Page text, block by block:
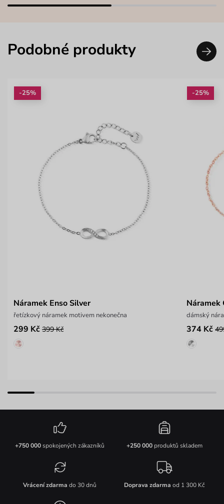
Podobné produkty
-25%
Náramek Enso Silver
řetízkový náramek motivem nekonečna
299 Kč 399 Kč
-25%
Náramek
dámský
374 Kč
+750 000spokojených zákazníků +250 000produktů skladem
Vrácení zdarma do 30 dnů Doprava zdarma od 1 300 Kč